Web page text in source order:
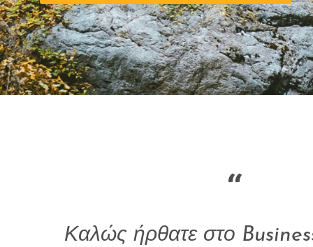
“
Καλώς ήρθατε στο